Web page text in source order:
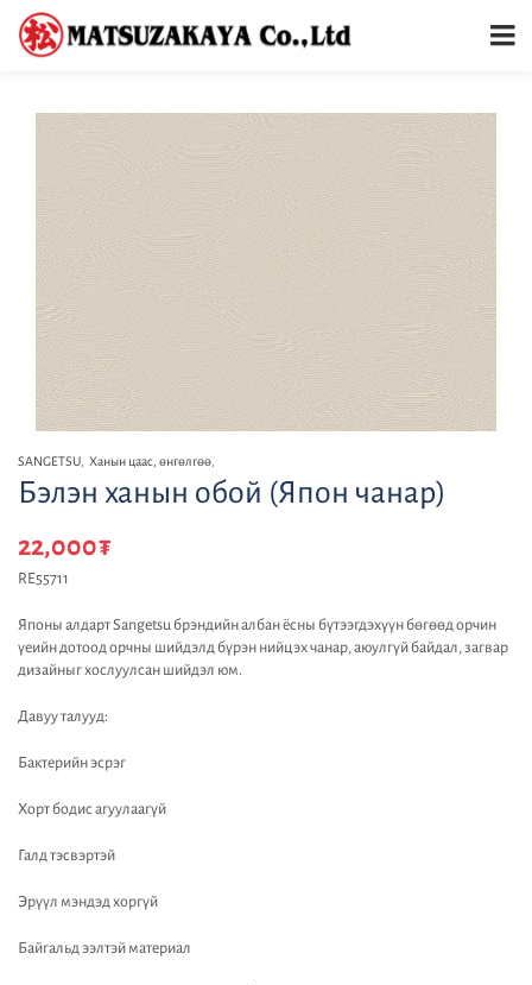
SANGETSU Ханын цаас, өнгөлгөө
Бэлэн ханын обой (Япон чанар)
22,000₮
RE55711
Японы алдарт Sangetsu брэндийн албан ёсны бүтээгдэхүүн бөгөөд орчин
үеийн дотоод орчны шийдэлд бүрэн нийцэх чанар, аюулгүй байдал, загвар
дизайныг хослуулсан шийдэл юм.
Давуу талууд:
Бактерийн эсрэг
Хорт бодис агуулаагүй
Галд тэсвэртэй
Эрүүл мэндэд хоргүй
Байгальд ээлтэй материал